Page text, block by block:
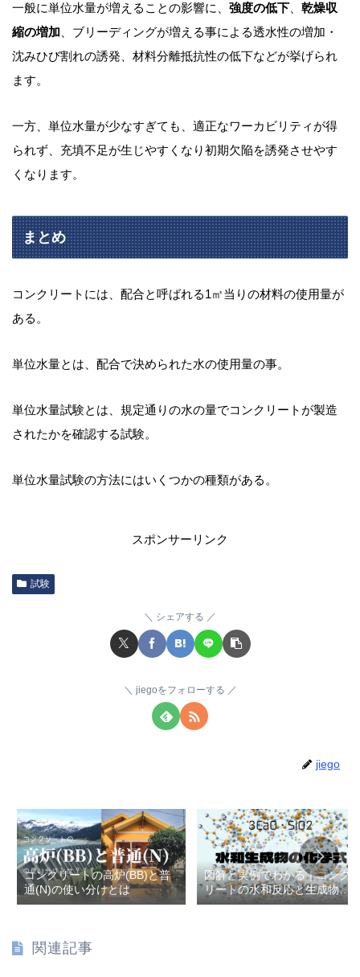
一般に単位水量が増えることの影響に、 強度の低下
乾燥収
縮の増加 、ブリーディングが増える事による透水性の増加・
沈みひび割れの誘発、材料分離抵抗性の低下などが挙げられ
ます。
一方、単位水量が少なすぎても、適正なワーカビリティが得
られず、充填不足が生じやすくなり初期欠陥を誘発させやす
くなります。
まとめ
コンクリートには、配合と呼ばれる1㎥当りの材料の使用量が
ある。
単位水量とは、配合で決められた水の使用量の事。
単位水量試験とは、規定通りの水の量でコンクリートが製造
されたかを確認する試験。
単位水量試験の方法にはいくつかの種類がある。
スポンサーリンク
試験
シェアする
jiegoをフォローする
jiego
コンクリートの高炉(BB)と普
通(N)の使い分けとは
図解と実例でわかる｜コンク
リートの水和反応と生成物の
科学
関連記事